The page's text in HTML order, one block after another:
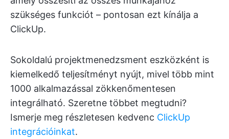
szükséges funkciót – pontosan ezt kínálja a
ClickUp.
Sokoldalú projektmenedzsment eszközként is
kiemelkedő teljesítményt nyújt, mivel több mint
1000 alkalmazással zökkenőmentesen
integrálható. Szeretne többet megtudni?
Ismerje meg részletesen kedvenc ClickUp
integrációinkat.